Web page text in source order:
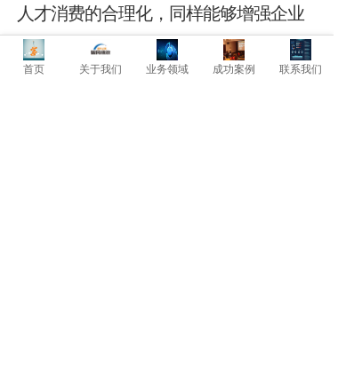
人才消费的合理化，同样能够增强企业
的发展潜力。
首页 关于我们 业务领域 成功案例 联系我们